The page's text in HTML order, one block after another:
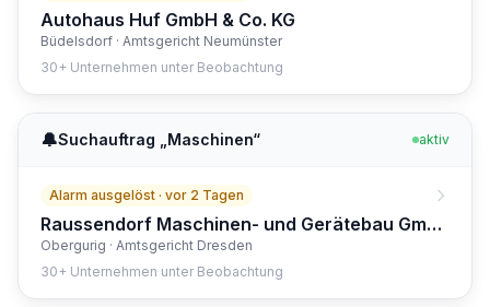
Autohaus Huf GmbH & Co. KG
Büdelsdorf · Amtsgericht Neumünster
30+ Unternehmen unter Beobachtung
🔔Suchauftrag „ Maschinen“ aktiv
Alarm ausgelöst · vor 2 Tagen
Raussendorf Maschinen- und Gerätebau GmbH
Obergurig · Amtsgericht Dresden
30+ Unternehmen unter Beobachtung